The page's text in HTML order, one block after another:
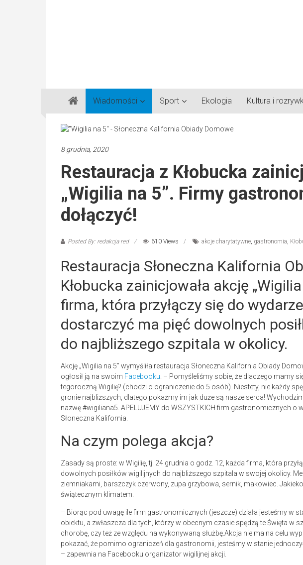
Gazeta
Regionalna
Częstochowa,
Lubliniec,
Wiadomości Sport Ekologia Kultura i
8 grudnia, 2020
Restauracja z Kłobucka
„Wigilia na 5”. Firmy
dołączyć!
Posted By: redakcja red 610 Views akcje charytatywne, gastronomia,
Restauracja Słoneczna Kalifornia
Kłobucka zainicjowała akcję
firma, która przyłączy się do
dostarczyć ma pięć dowolnych
do najbliższego szpitala w okolicy.
Akcję „Wigilia na 5” wymyśliła restauracja Słoneczna Kalifornia Obiady
ogłosił ją na swoim Facebooku. – Pomyśleliśmy sobie, że dlaczego mamy
tegoroczną Wigilię? (chodzi o ograniczenie do 5 osób). Niestety, nie każdy
gronie najbliższych, dlatego pokażmy im jak duże są nasze serca!
nazwę #wigiliana5. APELUJEMY do WSZYSTKICH firm gastronomicznych o
Słoneczna Kalifornia.
Na czym polega akcja?
Zasady są proste: w Wigilię, tj. 24 grudnia o godz. 12, każda firma, która
dowolnych posiłków wigilijnych do najbliższego szpitala w swojej okolicy.
ziemniakami, barszczyk czerwony, zupa grzybowa, sernik, makowiec.
świątecznym klimatem.
– Biorąc pod uwagę ile firm gastronomicznych (jeszcze) działa jesteśmy w
obiektu, a zwłaszcza dla tych, którzy w obecnym czasie spędzą te Święta w
chorobę, czy też ze względu na wykonywaną służbę.Akcja nie ma na celu
pokazać, że pomimo ograniczeń dla gastronomii, jesteśmy w stanie
– zapewnia na Facebooku organizator wigilijnej akcji.